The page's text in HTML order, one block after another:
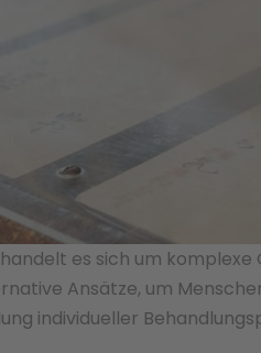
es sich um
Ansätze, um
individueller